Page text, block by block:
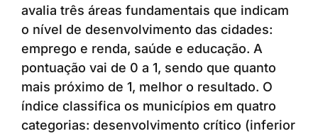
avalia três áreas fundamentais que indicam
o nível de desenvolvimento das cidades:
emprego e renda, saúde e educação. A
pontuação vai de 0 a 1, sendo que quanto
mais próximo de 1, melhor o resultado. O
índice classifica os municípios em quatro
categorias: desenvolvimento crítico (inferior